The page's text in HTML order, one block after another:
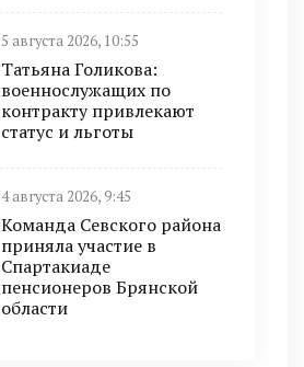
5 августа 2026, 10:55
Татьяна Голикова:
военнослужащих по
контракту привлекают
статус и льготы
4 августа 2026, 9:45
Команда Севского района
приняла участие в
Спартакиаде
пенсионеров Брянской
области